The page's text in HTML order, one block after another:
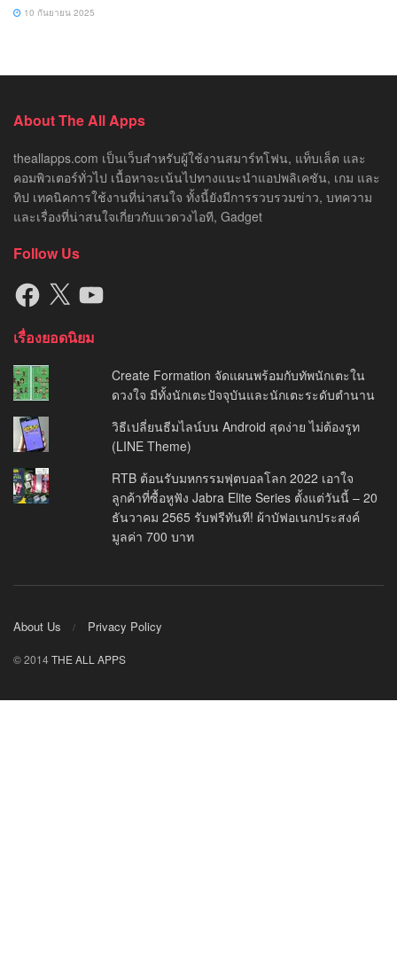
10 กันยายน 2025
About The All Apps
theallapps.com เป็นเว็บสำหรับผู้ใช้งานสมาร์ทโฟน, แท็บเล็ต และ
คอมพิวเตอร์ทั่วไป เนื้อหาจะเน้นไปทางแนะนำแอปพลิเคชัน, เกม และ
ทิป เทคนิคการใช้งานที่น่าสนใจ ทั้งนี้ยังมีการรวบรวมข่าว, บทความ
และเรื่องที่น่าสนใจเกี่ยวกับแวดวงไอที, Gadget
Follow Us
Facebook
X YouTube
เรื่องยอดนิยม
Create Formation จัดแผนพร้อมกับทัพนักเตะใน
ดวงใจ มีทั้งนักเตะปัจจุบันและนักเตะระดับตำนาน
วิธีเปลี่ยนธีมไลน์บน Android สุดง่าย ไม่ต้องรูท
(LINE Theme)
RTB ต้อนรับมหกรรมฟุตบอลโลก 2022 เอาใจ
ลูกค้าที่ซื้อหูฟัง Jabra Elite Series ตั้งแต่วันนี้ – 20
ธันวาคม 2565 รับฟรีทันที! ผ้าบัฟอเนกประสงค์
มูลค่า 700 บาท
About Us Privacy Policy
© 2014THE ALL APPS